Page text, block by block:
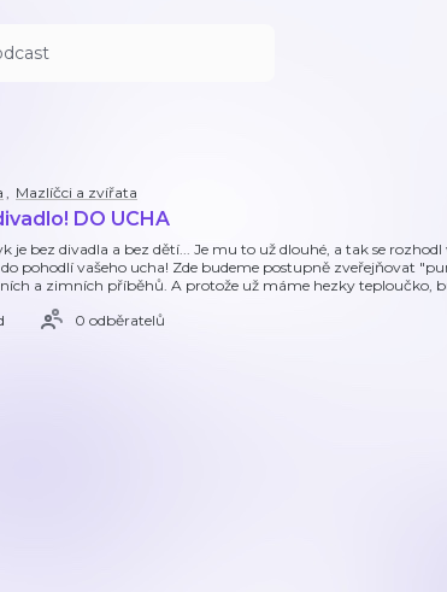
, Mazlíčci a zvířata
DO UCHA
je bez divadla a bez dětí... Je mu to už dlouhé, a tak se
pohodlí vašeho ucha! Zde budeme postupně zveřejňovat
a zimních příběhů. A protože už máme hezky teploučko,
0 odběratelů